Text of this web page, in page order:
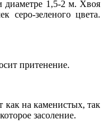
диаметре 1,5-2 м. Хвоя
серо-зеленого цвета.
притенение.
как на каменистых, так
засоление.